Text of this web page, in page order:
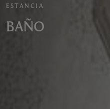
ESTANCIA
BAÑO